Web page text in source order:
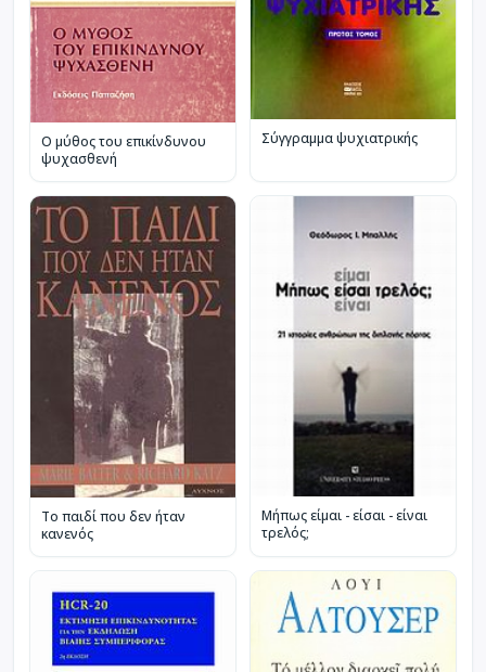
Ο μύθος του επικίνδυνου
ψυχασθενή
Σύγγραμμα ψυχιατρικής
Το παιδί που δεν ήταν
κανενός
Μήπως είμαι - είσαι - είναι
τρελός;